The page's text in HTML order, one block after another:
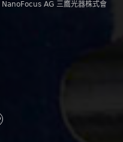
NanoFocus AG 三鷹光器株式會